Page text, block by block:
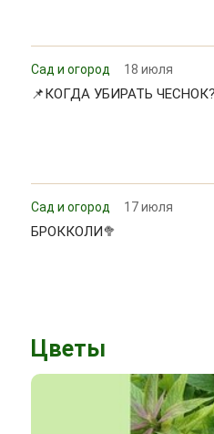
Сад и огород 18 июля
📌КОГДА УБИРАТЬ ЧЕСНОК?
Сад и огород 17 июля
БРОККОЛИ🥦
Цветы